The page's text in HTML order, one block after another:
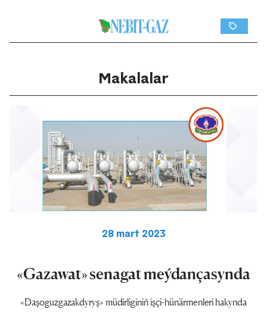
Makalalar
28 mart 2023
«Gazawat» senagat meýdançasynda
«Daşoguzgazakdyryş» müdirliginiň işçi-hünärmenleri hakynda